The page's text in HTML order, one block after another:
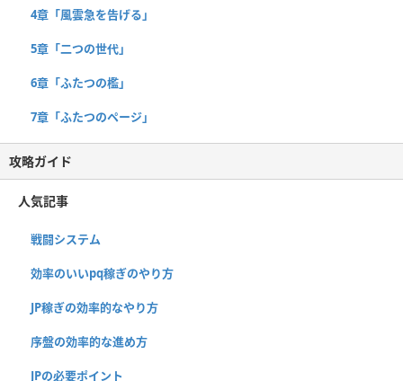
4章「風雲急を告げる」
5章「二つの世代」
6章「ふたつの檻」
7章「ふたつのページ」
攻略ガイド
人気記事
戦闘システム
効率のいいpq稼ぎのやり方
JP稼ぎの効率的なやり方
序盤の効率的な進め方
JPの必要ポイント